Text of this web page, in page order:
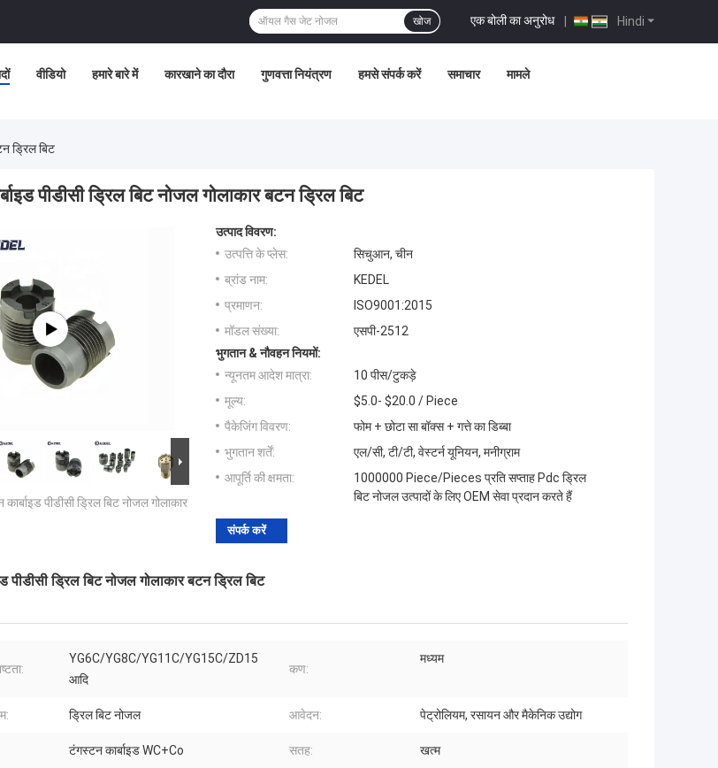
Hindi
एक बोली का अनुरोध |
खोज
वीडियो हमारे बारे में कारखाने का दौरा गुणवत्ता नियंत्रण हमसे संपर्क करें समाचार मामले
ड्रिल बिट
पीडीसी ड्रिल बिट नोजल गोलाकार बटन ड्रिल बिट
पीडीसी ड्रिल बिट नोजल गोलाकार
उत्पाद विवरण:
उत्पत्ति के प्लेस:
सिचुआन, चीन
ब्रांड नाम:
KEDEL
प्रमाणन:
ISO9001:2015
मॉडल संख्या:
एसपी-2512
भुगतान & नौवहन नियमों:
न्यूनतम आदेश मात्रा:
10 पीस/टुकड़े
मूल्य:
$5.0- $20.0 / Piece
पैकेजिंग विवरण:
फोम + छोटा सा बॉक्स + गत्ते का डिब्बा
भुगतान शर्तें:
एल/सी, टी/टी, वेस्टर्न यूनियन, मनीग्राम
आपूर्ति की क्षमता:
1000000 Piece/Pieces प्रति सप्ताह Pdc ड्रिल
बिट नोजल उत्पादों के लिए OEM सेवा प्रदान करते हैं
संपर्क करें
पीडीसी ड्रिल बिट नोजल गोलाकार बटन ड्रिल बिट
YG6C/YG8C/YG11C/YG15C/ZD15
आदि
कण:
मध्यम
ड्रिल बिट नोजल आवेदन: पेट्रोलियम, रसायन और मैकेनिक उद्योग
टंगस्टन कार्बाइड WC+Co सतह: खत्म